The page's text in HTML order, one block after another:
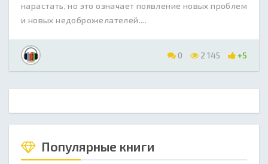
нарастать, но это означает появление новых проблем
и новых недоброжелателей....
0 2 145 +5
Популярные книги